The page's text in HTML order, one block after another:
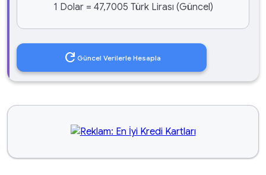
1 Dolar = 47,7005 Türk Lirası (Güncel)
refresh Güncel Verilerle Hesapla